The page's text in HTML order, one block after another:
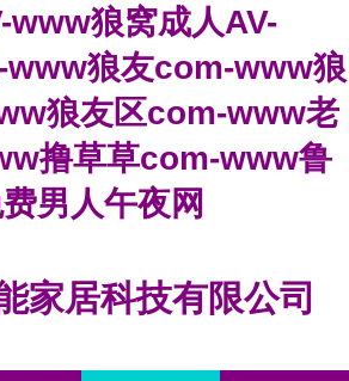
www狼窝成人AV-
狼友com-www狼
狼友区com-www老
撸草草com-www鲁
男人午夜网
家居科技有限公司